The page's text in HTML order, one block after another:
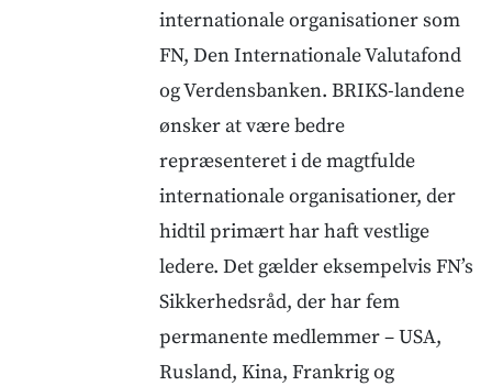
internationale organisationer som
FN, Den Internationale Valutafond
og Verdensbanken. BRIKS-landene
ønsker at være bedre
repræsenteret i de magtfulde
internationale organisationer, der
hidtil primært har haft vestlige
ledere. Det gælder eksempelvis FN’s
Sikkerhedsråd, der har fem
permanente medlemmer – USA,
Rusland, Kina, Frankrig og